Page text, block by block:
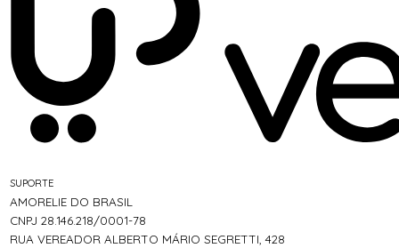
SUPORTE
AMORELIE DO BRASIL
CNPJ 28.146.218/0001-78
RUA VEREADOR ALBERTO MÁRIO SEGRETTI, 428